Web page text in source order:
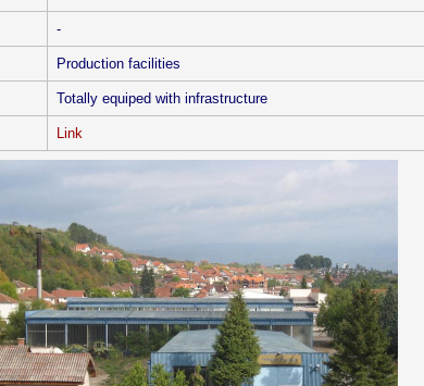
-
Production facilities
Totally equiped with infrastructure
Link